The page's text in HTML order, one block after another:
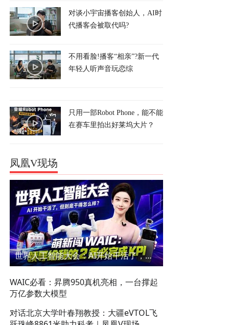
对谈小宇宙播客创始人，AI时
代播客会被取代吗?
不用看脸!播客“相亲”?新一代
年轻人听声音玩恋综
只用一部Robot Phone，能不能
在赛车里拍出好莱坞大片？
凤凰V现场
世界人工智能大会：AI开始干活了，但到底干的怎么样？萌新闯WAIC
WAIC必看：昇腾950真机亮相，一台撑起
万亿参数大模型
对话北京大学叶春翔教授：大疆eVTOL飞